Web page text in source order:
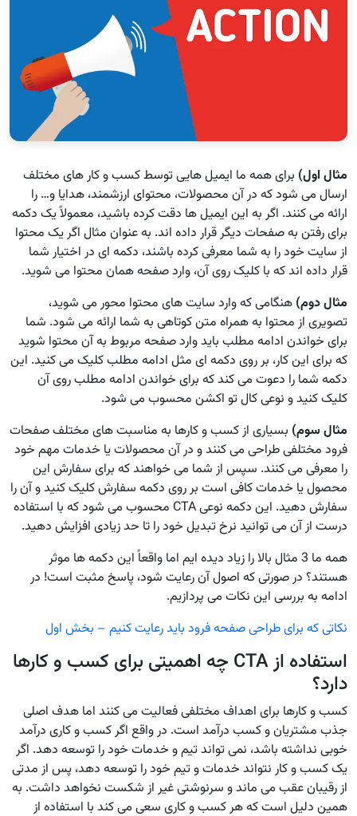
مثال اول) برای همه ما ایمیل هایی توسط کسب و کار های مختلف
ارسال می شود که در آن محصولات، محتوای ارزشمند، هدایا و… را
ارائه می کنند. اگر به این ایمیل ها دقت کرده باشید، معمولاً یک دکمه
برای رفتن به صفحات دیگر قرار داده اند. به عنوان مثال اگر یک محتوا
از سایت خود را به شما معرفی کرده باشند، دکمه ای در اختیار شما
قرار داده اند که با کلیک روی آن، وارد صفحه همان محتوا می شوید.
مثال دوم) هنگامی که وارد سایت های محتوا محور می شوید،
تصویری از محتوا به همراه متن کوتاهی به شما ارائه می شود. شما
برای خواندن ادامه مطلب باید وارد صفحه مربوط به آن محتوا شوید
که برای این کار، بر روی دکمه ای مثل ادامه مطلب کلیک می کنید. این
دکمه شما را دعوت می کند که برای خواندن ادامه مطلب روی آن
کلیک کنید و نوعی کال تو اکشن محسوب می شود.
مثال سوم) بسیاری از کسب و کارها به مناسبت های مختلف صفحات
فرود مختلفی طراحی می کنند و در آن محصولات یا خدمات مهم خود
را معرفی می کنند. سپس از شما می خواهند که برای سفارش این
محصول یا خدمات کافی است بر روی دکمه سفارش کلیک کنید و آن را
سفارش دهید. این دکمه نوعی CTA محسوب می شود که با استفاده
درست از آن می توانید نرخ تبدیل خود را تا حد زیادی افزایش دهید.
همه ما 3 مثال بالا را زیاد دیده ایم اما واقعاً این دکمه ها موثر
هستند؟ در صورتی که اصول آن رعایت شود، پاسخ مثبت است! در
ادامه به بررسی این نکات می پردازیم.
نکاتی که برای طراحی صفحه فرود باید رعایت کنیم – بخش اول
استفاده از CTA چه اهمیتی برای کسب و کارها
دارد؟
کسب و کارها برای اهداف مختلفی فعالیت می کنند اما هدف اصلی
جذب مشتریان و کسب درآمد است. در واقع اگر کسب و کاری درآمد
خوبی نداشته باشد، نمی تواند تیم و خدمات خود را توسعه دهد. اگر
یک کسب و کار نتواند خدمات و تیم خود را توسعه دهد، پس از مدتی
از رقیبان عقب می ماند و سرنوشتی غیر از شکست نخواهد داشت. به
همین دلیل است که هر کسب و کاری سعی می کند با استفاده از